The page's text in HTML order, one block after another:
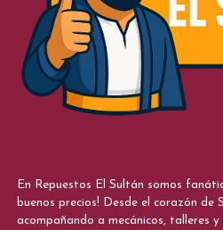
En Repuestos El Sultán somos
buenos precios! Desde el corazón de
acompañando a mecánicos, talleres